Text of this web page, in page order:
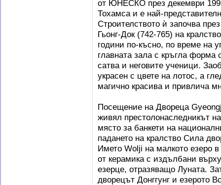
от ЮНЕСКО през декември
Тохамса и е най-
Строителството ѝ започва
Гьонг-Док (742-765) на
години по-късно, по време на
главната зала с кръгла
сатва и неговите ученици.
украсен с цвете на лотос, а
магично красива и привлича
Посещение на Двореца
живял престолонаследникът
място за банкети на
падането на кралство Сила
Името Wolji на малкото езеро
от керамика с издълбани
езерце, отразяващо Луната.
дворецът Донггунг и езерото